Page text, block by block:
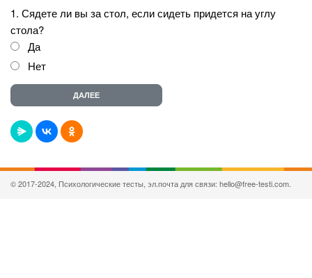
1. Сядете ли вы за стол, если сидеть придется на углу
стола?
Да
Нет
© 2017-2024, Психологические тесты, эл.почта для связи: hello@free-testi.com.